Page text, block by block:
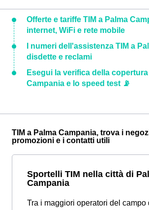
Offerte e tariffe TIM a Palma
internet, WiFi e rete mobile
I numeri dell'assistenza TIM a
disdette e reclami
Esegui la verifica della copertura
Campania e lo speed test 📡
TIM a Palma Campania, trova i
promozioni e i contatti utili
Sportelli TIM nella città di
Campania
Tra i maggiori operatori del campo